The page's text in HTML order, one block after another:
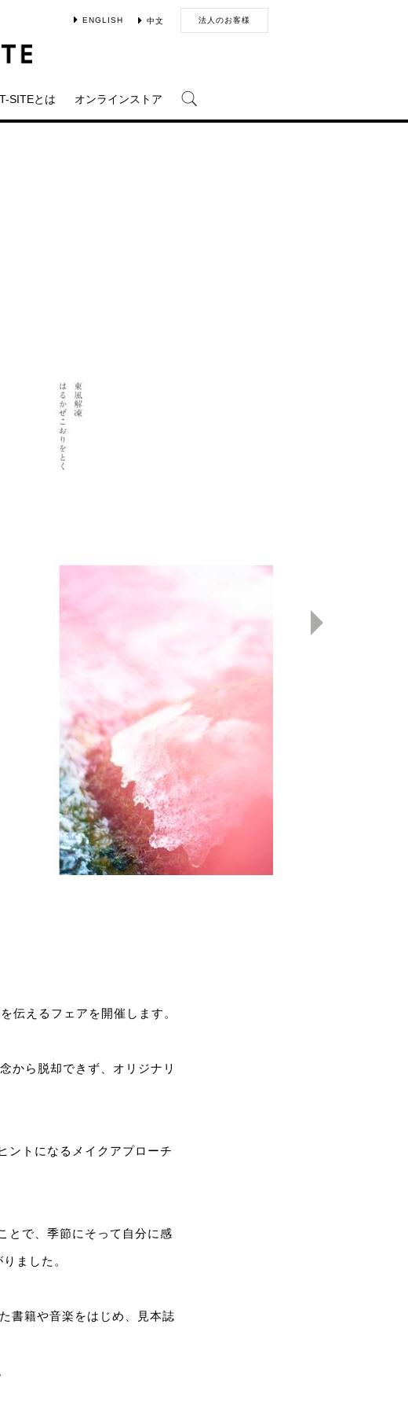
ENGLISH 中文 法人のお客様
SITEとは オンラインストア
伝えるフェアを開催します。
から脱却できず、オリジナリ
ントになるメイクアプローチ
とで、季節にそって自分に感
ました。
書籍や音楽をはじめ、見本誌